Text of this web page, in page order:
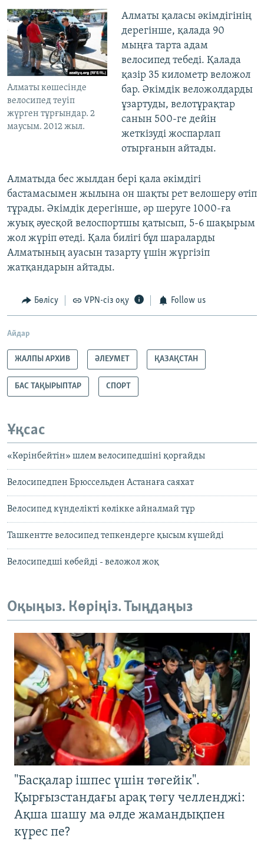
Алматы көшесінде
велосипед теуіп
жүрген тұрғындар. 2
маусым. 2012 жыл.
Алматы қаласы әкімдігінің
дерегінше, қалада 90
мыңға тарта адам
велосипед тебеді. Қалада
қазір 35 километр веложол
бар. Әкімдік веложолдарды
ұзартуды, велотұрақтар
санын 500-ге дейін
жеткізуді жоспарлап
отырғанын айтады.
Алматыда бес жылдан бері қала әкімдігі
бастамасымен жылына он шақты рет велошеру өтіп
тұрады. Әкімдік дерегінше, әр шеруге 1000-ға
жуық әуесқой велоспортшы қатысып, 5-6 шақырым
жол жүріп өтеді. Қала билігі бұл шараларды
Алматының ауасын тазарту үшін жүргізіп
жатқандарын айтады.
Бөлісу VPN-сіз оқу Follow us
Айдар
ЖАЛПЫ АРХИВ ӘЛЕУМЕТ ҚАЗАҚСТАН
БАС ТАҚЫРЫПТАР СПОРТ
Ұқсас
«Көрінбейтін» шлем велосипедшіні қорғайды
Велосипедпен Брюссельден Астанаға саяхат
Велосипед күнделікті көлікке айналмай тұр
Ташкентте велосипед тепкендерге қысым күшейді
Велосипедші көбейді - веложол жоқ
Оқыңыз. Көріңіз. Тыңдаңыз
"Басқалар ішпес үшін төгейік".
Қырғызстандағы арақ төгу челленджі:
Ақша шашу ма әлде жамандықпен
күрес пе?